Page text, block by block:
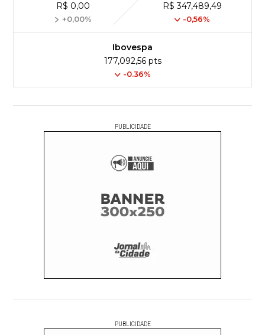
R$ 0,00
+0,00%
R$ 347,489,49
-0,56%
Ibovespa
177,092,56 pts
-0.36%
PUBLICIDADE
PUBLICIDADE